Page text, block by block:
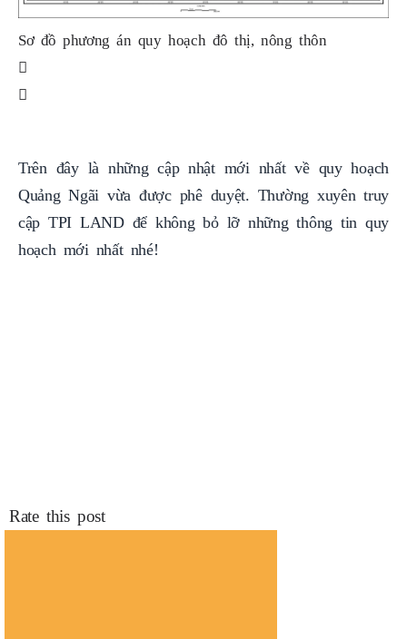
Sơ đồ phương án quy hoạch đô thị, nông thôn
Quảng Ngãi vừa được phê duyệt. Thường xuyên truy
cập TPI LAND để không bỏ lỡ những thông tin quy
hoạch mới nhất nhé!